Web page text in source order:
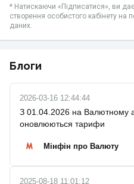
* Натискаючи «Підписатися», ви
створення особистого кабінету на
даних.
Блоги
2026-03-16 12:44:44
З 01.04.2026 на Валютному
оновлюються тарифи
Мінфін про Валюту
2025-08-18 11:01:12